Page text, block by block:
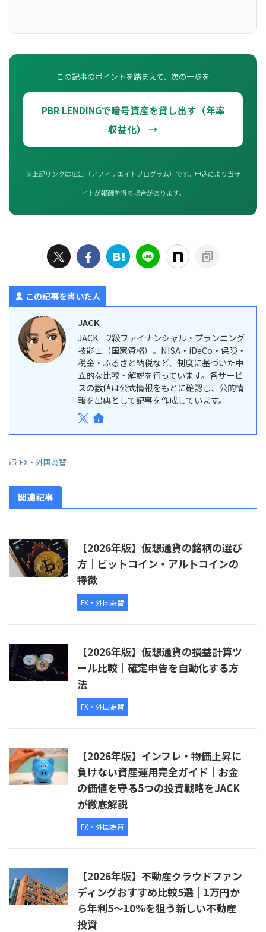
この記事のポイントを踏まえて、次の一歩を
PBR LENDINGで暗号資産を貸し出す（年率
収益化） →
※上記リンクは広告（アフィリエイトプログラム）です。申込により当サ
イトが報酬を得る場合があります。
この記事を書いた人
JACK
JACK｜2級ファイナンシャル・プランニング
技能士（国家資格）。NISA・iDeCo・保険・
税金・ふるさと納税など、制度に基づいた中
立的な比較・解説を行っています。各サービ
スの数値は公式情報をもとに確認し、公的情
報を出典として記事を作成しています。
-FX・外国為替
関連記事
【2026年版】仮想通貨の銘柄の選び
方｜ビットコイン・アルトコインの
特徴
FX・外国為替
【2026年版】仮想通貨の損益計算ツ
ール比較｜確定申告を自動化する方
法
FX・外国為替
【2026年版】インフレ・物価上昇に
負けない資産運用完全ガイド｜お金
の価値を守る5つの投資戦略をJACK
が徹底解説
FX・外国為替
【2026年版】不動産クラウドファン
ディングおすすめ比較5選｜1万円か
ら年利5〜10%を狙う新しい不動産
投資